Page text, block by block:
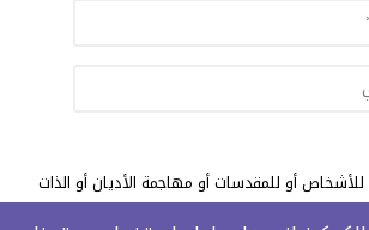
أو للمقدسات أو مهاجمة الأديان أو الذات
الطائفي والعنصري والشتائم.